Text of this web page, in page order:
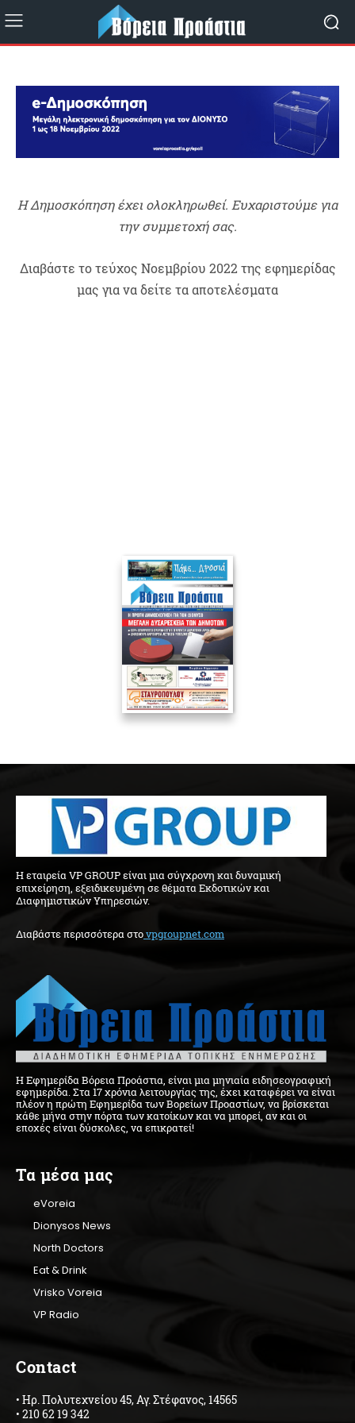
Η Δημοσκόπηση έχει ολοκληρωθεί. Ευχαριστούμε για
την συμμετοχή σας.
Διαβάστε το τεύχος Νοεμβρίου 2022 της εφημερίδας
μας για να δείτε τα αποτελέσματα
H εταιρεία VP GROUP είναι μια σύγχρονη και δυναμική
επιχείρηση, εξειδικευμένη σε θέματα Εκδοτικών και
Διαφημιστικών Υπηρεσιών.
Διαβάστε περισσότερα στovpgroupnet.com
Η Εφημερίδα Βόρεια Προάστια, είναι μια μηνιαία ειδησεογραφική
εφημερίδα. Στα 17 χρόνια λειτουργίας της, έχει καταφέρει να είναι
πλέον η πρώτη Εφημερίδα των Βορείων Προαστίων, να βρίσκεται
κάθε μήνα στην πόρτα των κατοίκων και να μπορεί, αν και οι
εποχές είναι δύσκολες, να επικρατεί!
Τα μέσα μας
eVoreia
Dionysos News
North Doctors
Eat & Drink
Vrisko Voreia
VP Radio
Contact
• Ηρ. Πολυτεχνείου 45, Αγ. Στέφανος, 14565
• 210 62 19 342